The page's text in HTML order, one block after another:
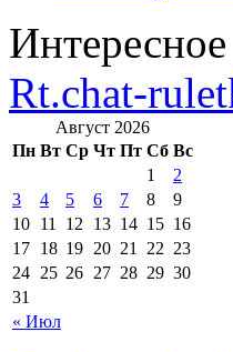
Интересное
Rt.chat-
Август 2026
Пн Вт Ср Чт Пт Сб Вс
« Июл
1
2
3
4 5 6 7 8
9
10 11 12 13 14 15 16
17 18 19 20 21 22 23
24 25 26 27 28 29 30
31